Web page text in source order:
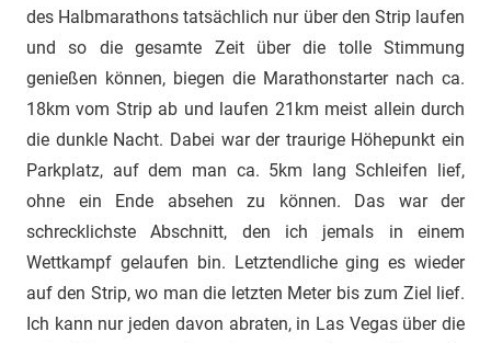
des Halbmarathons tatsächlich nur über den Strip laufen
und so die gesamte Zeit über die tolle Stimmung
genießen können, biegen die Marathonstarter nach ca.
18km vom Strip ab und laufen 21km meist allein durch
die dunkle Nacht. Dabei war der traurige Höhepunkt ein
Parkplatz, auf dem man ca. 5km lang Schleifen lief,
ohne ein Ende absehen zu können. Das war der
schrecklichste Abschnitt, den ich jemals in einem
Wettkampf gelaufen bin. Letztendliche ging es wieder
auf den Strip, wo man die letzten Meter bis zum Ziel lief.
Ich kann nur jeden davon abraten, in Las Vegas über die